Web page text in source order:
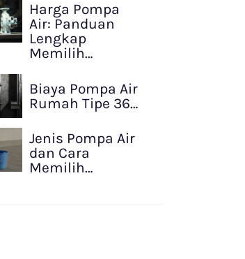
Harga Pompa
Air: Panduan
Lengkap
Memilih…
Biaya Pompa Air
Rumah Tipe 36…
Jenis Pompa Air
dan Cara
Memilih…